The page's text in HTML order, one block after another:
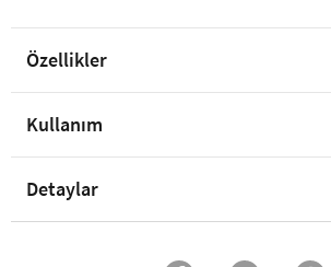
Özellikler
Kullanım
Detaylar